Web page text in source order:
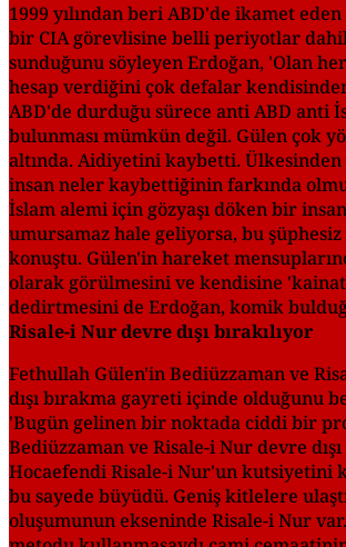
1999 yılından beri ABD'de ikamet
bir CIA görevlisine belli periyotlar
sunduğunu söyleyen Erdoğan, 'Olan
hesap verdiğini çok defalar
ABD'de durduğu sürece anti ABD anti
bulunması mümkün değil. Gülen çok
altında. Aidiyetini kaybetti. Ülkesinden
insan neler kaybettiğinin farkında
İslam alemi için gözyaşı döken bir
umursamaz hale geliyorsa, bu
konuştu. Gülen'in hareket
olarak görülmesini ve kendisine
dedirtmesini de Erdoğan, komik
Risale-i Nur devre dışı bırakılıyor
Fethullah Gülen'in Bediüzzaman ve
dışı bırakma gayreti içinde olduğunu
'Bugün gelinen bir noktada ciddi bir
Bediüzzaman ve Risale-i Nur devre dışı
Hocaefendi Risale-i Nur'un kutsiyetini
bu sayede büyüdü. Geniş kitlelere
oluşumunun ekseninde Risale-i Nur